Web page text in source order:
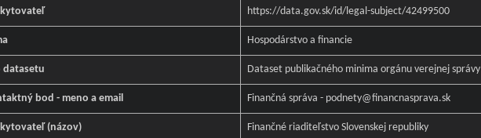
https://data.gov.sk/id/legal-subject/42499500
Hospodárstvo a financie
datasetu Dataset publikačného minima orgánu verejnej správy
bod - meno a email Finančná správa - podnety@financnasprava.sk
(názov) Finančné riaditeľstvo Slovenskej republiky